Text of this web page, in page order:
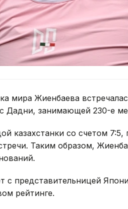
мира Жиенбаева
Дадни, занимающей 230-е
казахстанки со счетом 7:5,
Таким образом,
с представительницей
рейтинге.